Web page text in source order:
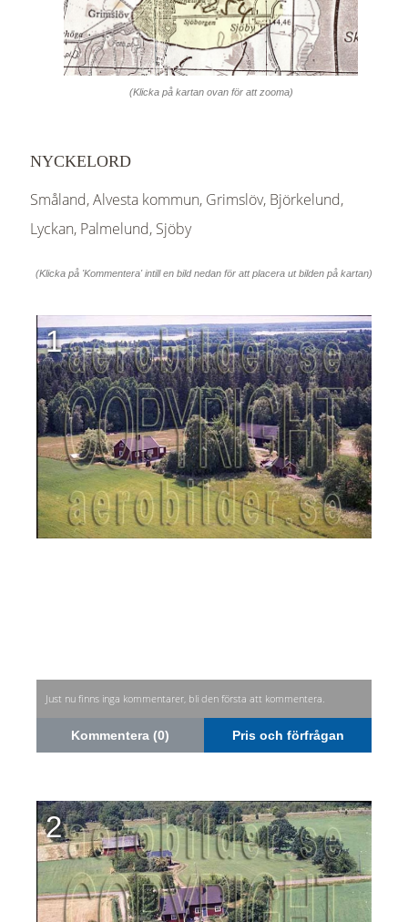
(Klicka på kartan ovan för att zooma)
NYCKELORD
Småland, Alvesta kommun, Grimslöv, Björkelund,
Lyckan, Palmelund, Sjöby
(Klicka på 'Kommentera' intill en bild nedan för att placera ut bilden på kartan)
1
Just nu finns inga kommentarer, bli den första att kommentera.
Kommentera (0) Pris och förfrågan
2